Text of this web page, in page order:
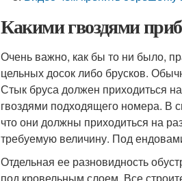
Какими гвоздями
Очень важно, как бы то ни было,
цельных досок либо брусков.
Стык бруса должен приходиться
гвоздями подходящего номера. В
что они должны приходиться на
требуемую величину. Под
Отдельная ее разновидность